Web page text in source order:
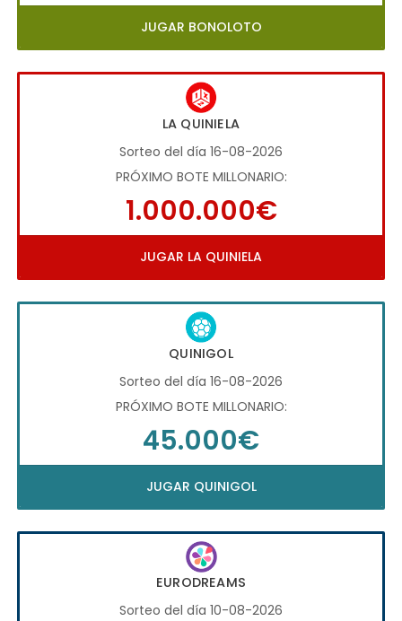
JUGAR BONOLOTO
LA QUINIELA
Sorteo del día 16-08-2026
PRÓXIMO BOTE MILLONARIO:
1.000.000€
JUGAR LA QUINIELA
QUINIGOL
Sorteo del día 16-08-2026
PRÓXIMO BOTE MILLONARIO:
45.000€
JUGAR QUINIGOL
EURODREAMS
Sorteo del día 10-08-2026